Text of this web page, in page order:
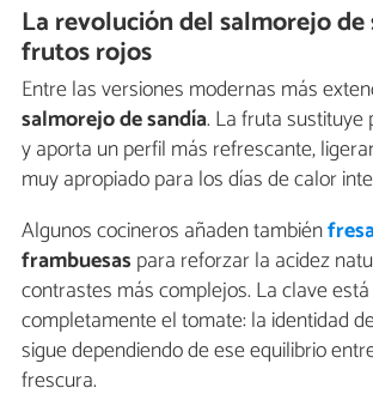
La revolución del salmorejo de
frutos rojos
Entre las versiones modernas más
salmorejo de sandía. La fruta
y aporta un perfil más refrescante,
muy apropiado para los días de calor
Algunos cocineros añaden también
frambuesas para reforzar la acidez
contrastes más complejos. La clave
completamente el tomate: la identidad
sigue dependiendo de ese equilibrio
frescura.